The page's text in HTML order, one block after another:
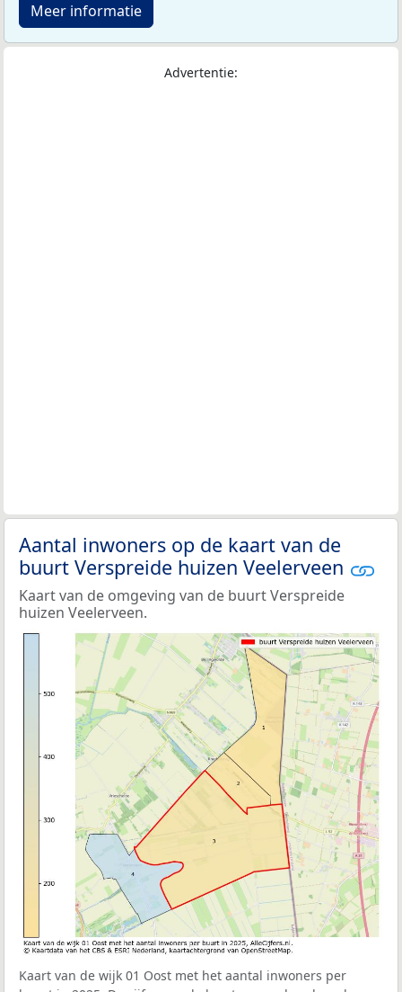
Meer informatie
Advertentie:
Aantal inwoners op de kaart van de
buurt Verspreide huizen Veelerveen
Kaart van de omgeving van de buurt Verspreide
huizen Veelerveen.
Kaart van de wijk 01 Oost met het aantal inwoners per